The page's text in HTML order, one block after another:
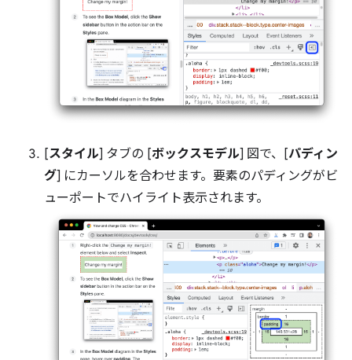
[スタイル] タブの [ボックスモデル] 図で、[パディン
グ] にカーソルを合わせます。要素のパディングがビ
ューポートでハイライト表示されます。